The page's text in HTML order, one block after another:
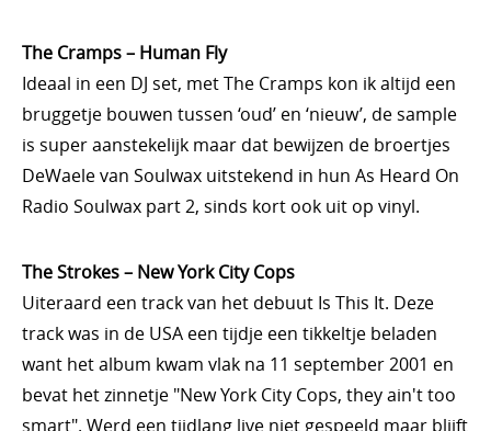
The Cramps – Human Fly
Ideaal in een DJ set, met The Cramps kon ik altijd een
bruggetje bouwen tussen ‘oud’ en ‘nieuw’, de sample
is super aanstekelijk maar dat bewijzen de broertjes
DeWaele van Soulwax uitstekend in hun As Heard On
Radio Soulwax part 2, sinds kort ook uit op vinyl.
The Strokes – New York City Cops
Uiteraard een track van het debuut Is This It. Deze
track was in de USA een tijdje een tikkeltje beladen
want het album kwam vlak na 11 september 2001 en
bevat het zinnetje "New York City Cops, they ain't too
smart". Werd een tijdlang live niet gespeeld maar blijft